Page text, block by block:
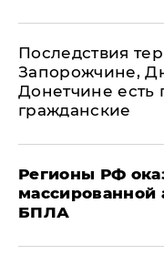
Последствия
Запорожчине,
Донетчине
гражданские
Регионы РФ
массированной
БПЛА